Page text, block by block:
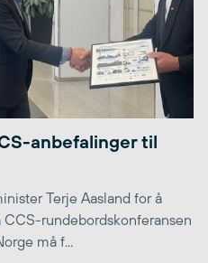
anbefalinger til
Terje Aasland for å
rundebordskonferansen
må f...